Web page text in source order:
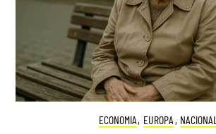
ECONOMIA, EUROPA , NACIONAL